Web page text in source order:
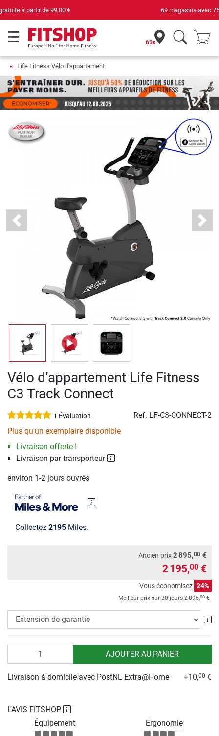
69 magasins avec 75 techniciens
69x
Life Fitness Vélo d'appartement
Previous Next
Vélo d’appartement Life Fitness
C3 Track Connect
1 Évaluation Ref. LF-C3-CONNECT-2
Plus qu'un exemplaire disponible
Livraison offerte !
Livraison par transporteur
environ 1-2 jours ouvrés
Collectez 2195 Miles.
Ancien prix2 895,00 €
2 195,00 €
Vous économisez 24%
Meilleur prix sur 30 jours 2 895,00 €
AJOUTER AU PANIER
L'AVIS FITSHOP
Équipement
Ergonomie
Livraison à domicile avec PostNL Extra@Home +10,00 €